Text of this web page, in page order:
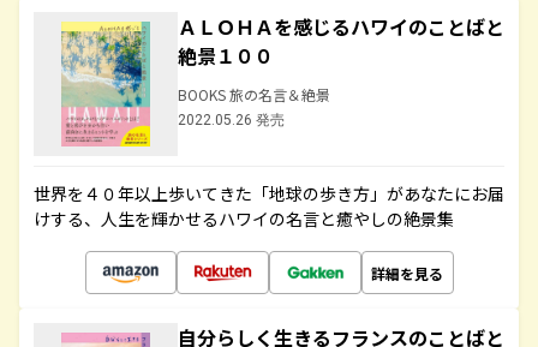
ＡＬＯＨＡを感じるハワイのことばと
絶景１００
BOOKS 旅の名言＆絶景
2022.05.26 発売
世界を４０年以上歩いてきた「地球の歩き方」があなたにお届
けする、人生を輝かせるハワイの名言と癒やしの絶景集
詳細を見る
自分らしく生きるフランスのことばと